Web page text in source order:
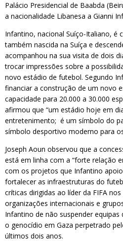
Palácio Presidencial de Baabda
a nacionalidade Libanesa a Gianni
Infantino, nacional Suíço-Italiano, é
também nascida na Suíça e
acompanhou na sua visita de dois
trocar impressões sobre a
novo estádio de futebol. Segundo
financiar a construção de um novo
capacidade para 20.000 a 30.000
afirmou que “um estádio hoje em
entretenimento; é um símbolo do
símbolo desportivo moderno para
Joseph Aoun observou que a
está em linha com a “forte relação
com os projetos que Infantino
fortalecer as infraestruturas do
críticas dirigidas ao líder da FIFA
organizações internacionais e
Infantino de não suspender
o genocídio em Gaza perpetrado
últimos dois anos.